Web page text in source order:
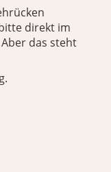
direkt im
das steht